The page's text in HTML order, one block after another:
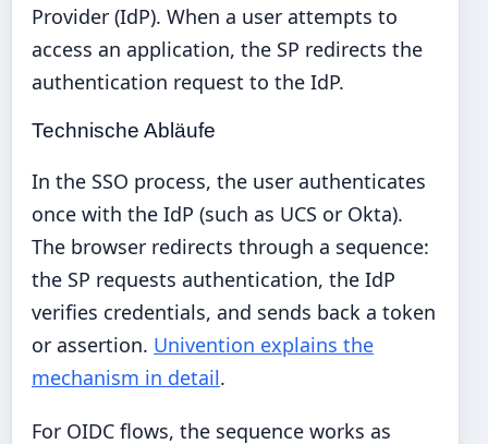
Provider (IdP). When a user attempts to
access an application, the SP redirects the
authentication request to the IdP.
Technische Abläufe
In the SSO process, the user authenticates
once with the IdP (such as UCS or Okta).
The browser redirects through a sequence:
the SP requests authentication, the IdP
verifies credentials, and sends back a token
or assertion. Univention explains the
mechanism in detail.
For OIDC flows, the sequence works as